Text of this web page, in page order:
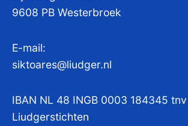
9608 PB Westerbroek
E-mail:
siktoares@liudger.nl
IBAN NL 48 INGB 0003 184345 tnv
Liudgerstichten